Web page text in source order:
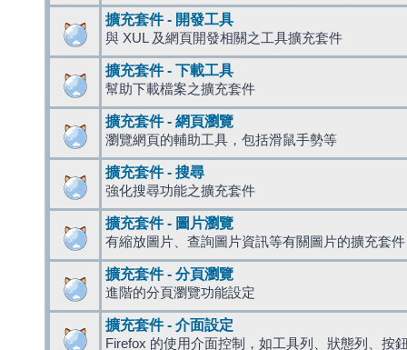
擴充套件 - 開發工具
與 XUL 及網頁開發相關之工具擴充套件
擴充套件 - 下載工具
幫助下載檔案之擴充套件
擴充套件 - 網頁瀏覽
瀏覽網頁的輔助工具，包括滑鼠手勢等
擴充套件 - 搜尋
強化搜尋功能之擴充套件
擴充套件 - 圖片瀏覽
有縮放圖片、查詢圖片資訊等有關圖片的擴充套件
擴充套件 - 分頁瀏覽
進階的分頁瀏覽功能設定
擴充套件 - 介面設定
Firefox 的使用介面控制，如工具列、狀態列、按